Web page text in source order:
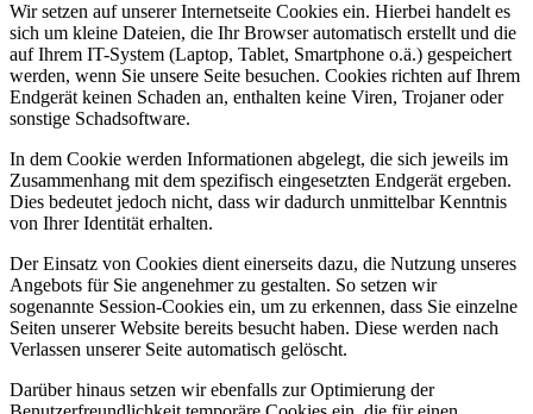
Wir setzen auf unserer Internetseite Cookies ein. Hierbei handelt es
sich um kleine Dateien, die Ihr Browser automatisch erstellt und die
auf Ihrem IT-System (Laptop, Tablet, Smartphone o.ä.) gespeichert
werden, wenn Sie unsere Seite besuchen. Cookies richten auf Ihrem
Endgerät keinen Schaden an, enthalten keine Viren, Trojaner oder
sonstige Schadsoftware.
In dem Cookie werden Informationen abgelegt, die sich jeweils im
Zusammenhang mit dem spezifisch eingesetzten Endgerät ergeben.
Dies bedeutet jedoch nicht, dass wir dadurch unmittelbar Kenntnis
von Ihrer Identität erhalten.
Der Einsatz von Cookies dient einerseits dazu, die Nutzung unseres
Angebots für Sie angenehmer zu gestalten. So setzen wir
sogenannte Session-Cookies ein, um zu erkennen, dass Sie einzelne
Seiten unserer Website bereits besucht haben. Diese werden nach
Verlassen unserer Seite automatisch gelöscht.
Darüber hinaus setzen wir ebenfalls zur Optimierung der